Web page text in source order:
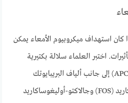
استهداف ميكروبيوم الأمعاء يمكن
اختبر العلماء سلالة بكتيرية
APC1472) إلى جانب ألياف البريبايوتك
(سكريات الفركتو-أوليغوساكاريد (FOS) وجالاكتو-أوليغوساكاريد